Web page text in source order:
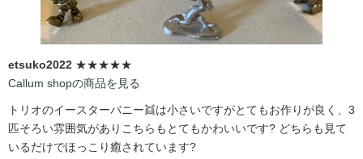
etsuko2022 ★★★★★
Callum shopの商品を見る
トリオのイースターバニー👯は小さいですがとてもお作りが良く、3
匹そろい雰囲気がありこちらもとてもかわいいです?️ どちらも見て
いるだけでほっこり癒されています?️